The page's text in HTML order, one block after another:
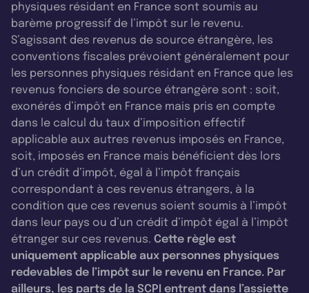
physiques résidant en France sont soumis au
barème progressif de l’impôt sur le revenu.
S’agissant des revenus de source étrangère, les
conventions fiscales prévoient généralement pour
les personnes physiques résidant en France que les
revenus fonciers de source étrangère sont : soit,
exonérés d’impôt en France mais pris en compte
dans le calcul du taux d’imposition effectif
applicable aux autres revenus imposés en France,
soit, imposés en France mais bénéficient dès lors
d’un crédit d’impôt, égal à l’impôt français
correspondant à ces revenus étrangers, à la
condition que ces revenus soient soumis à l’impôt
dans leur pays ou d’un crédit d’impôt égal à l’impôt
étranger sur ces revenus. Cette règle est
uniquement applicable aux personnes physiques
redevables de l’impôt sur le revenu en France. Par
ailleurs, les parts de la SCPI entrent dans l’assiette